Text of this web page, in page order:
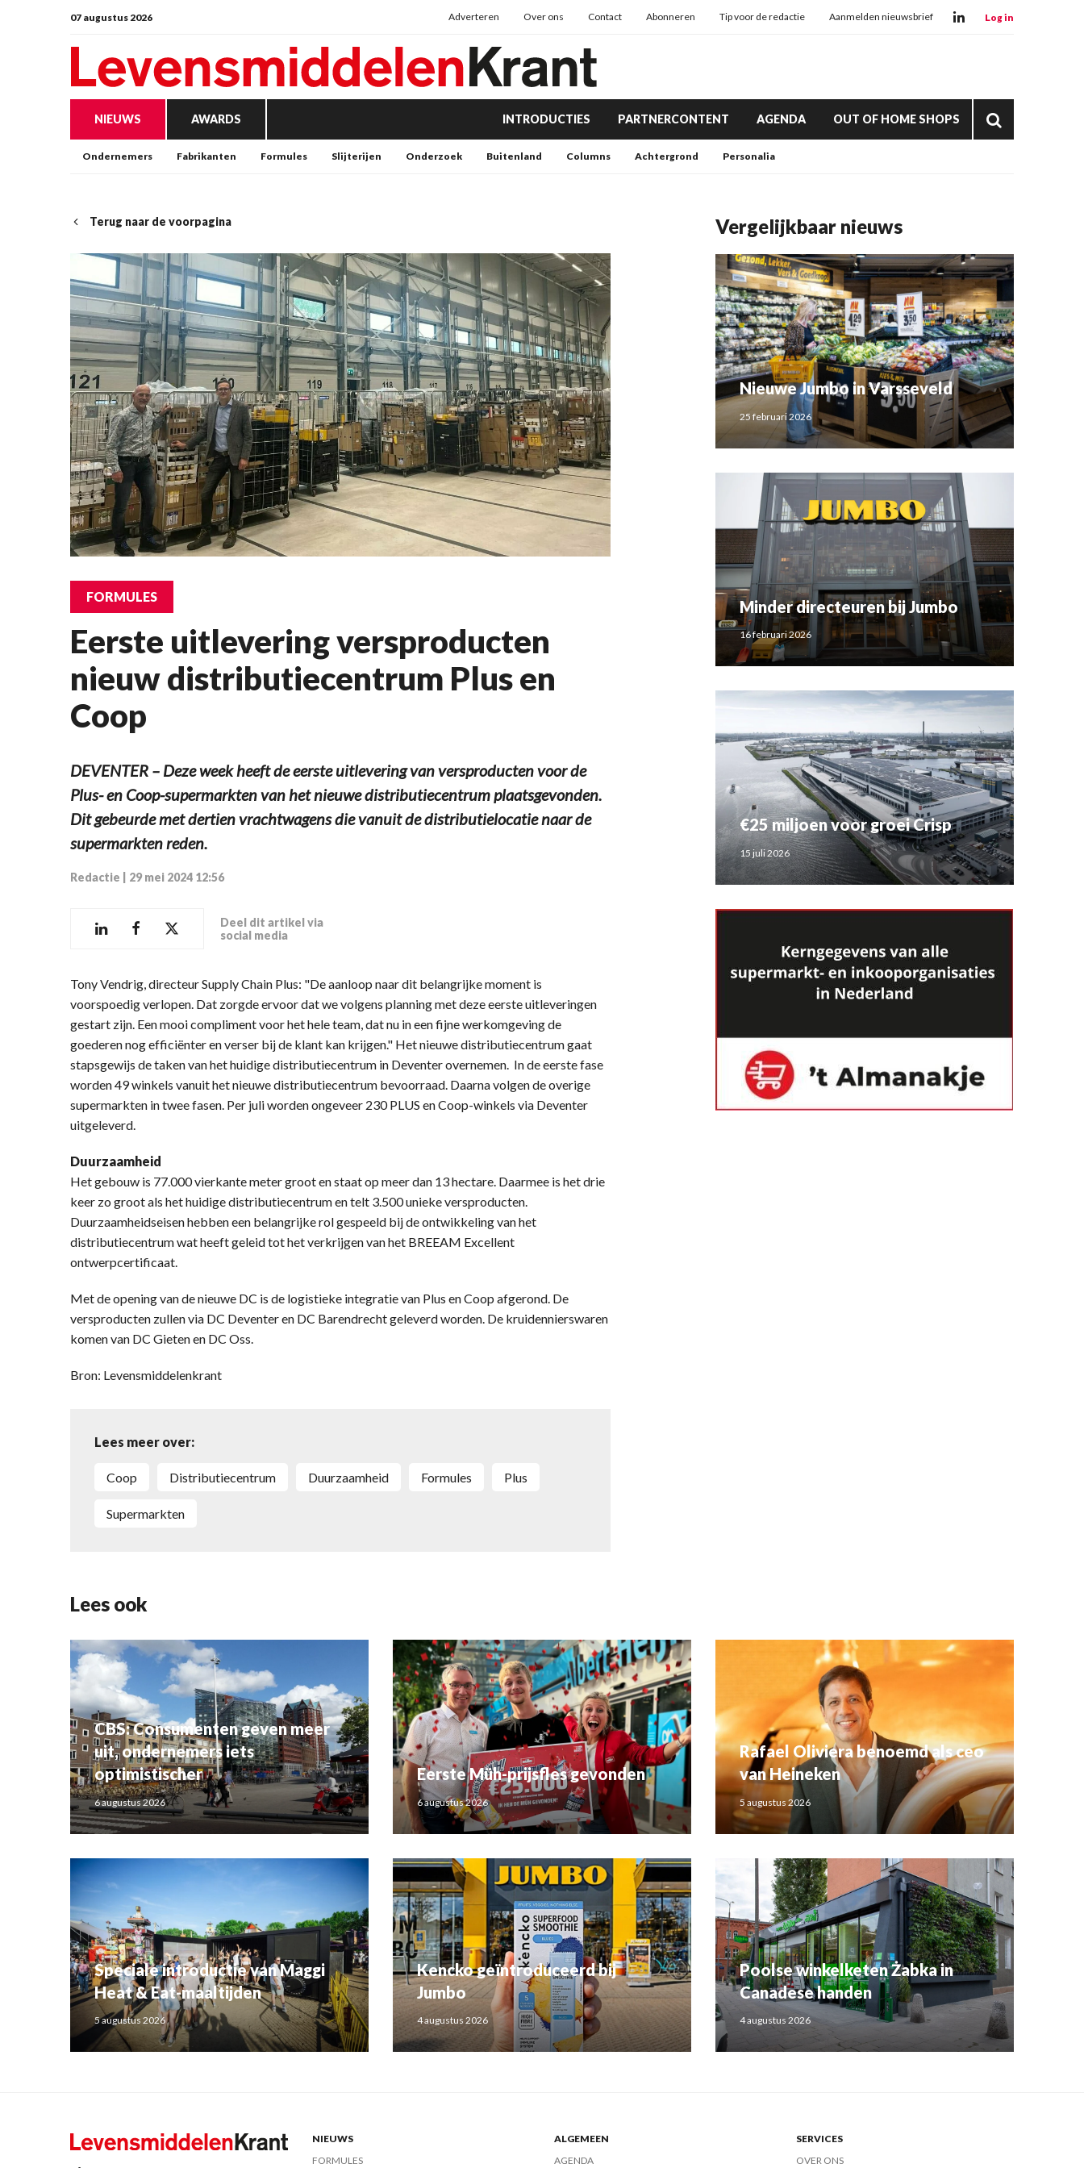
07 augustus 2026 Adverteren Over ons Contact Abonneren Tip voor de redactie Aanmelden nieuwsbrief Log in
NIEUWS AWARDS INTRODUCTIES PARTNERCONTENT AGENDA OUT OF HOME SHOPS
Ondernemers Fabrikanten Formules Slijterijen Onderzoek Buitenland Columns Achtergrond Personalia
Terug naar de voorpagina
FORMULES
Eerste uitlevering versproducten
nieuw distributiecentrum Plus en
Coop
DEVENTER – Deze week heeft de eerste uitlevering van versproducten voor de
Plus- en Coop-supermarkten van het nieuwe distributiecentrum plaatsgevonden.
Dit gebeurde met dertien vrachtwagens die vanuit de distributielocatie naar de
supermarkten reden.
Redactie 29 mei 2024 12:56
Deel dit artikel via
social media
Tony Vendrig, directeur Supply Chain Plus: "De aanloop naar dit belangrijke moment is
voorspoedig verlopen. Dat zorgde ervoor dat we volgens planning met deze eerste uitleveringen
gestart zijn. Een mooi compliment voor het hele team, dat nu in een fijne werkomgeving de
goederen nog efficiënter en verser bij de klant kan krijgen." Het nieuwe distributiecentrum gaat
stapsgewijs de taken van het huidige distributiecentrum in Deventer overnemen. In de eerste fase
worden 49 winkels vanuit het nieuwe distributiecentrum bevoorraad. Daarna volgen de overige
supermarkten in twee fasen. Per juli worden ongeveer 230 PLUS en Coop-winkels via Deventer
uitgeleverd.
Duurzaamheid
Het gebouw is 77.000 vierkante meter groot en staat op meer dan 13 hectare. Daarmee is het drie
keer zo groot als het huidige distributiecentrum en telt 3.500 unieke versproducten.
Duurzaamheidseisen hebben een belangrijke rol gespeeld bij de ontwikkeling van het
distributiecentrum wat heeft geleid tot het verkrijgen van het BREEAM Excellent
ontwerpcertificaat.
Met de opening van de nieuwe DC is de logistieke integratie van Plus en Coop afgerond. De
versproducten zullen via DC Deventer en DC Barendrecht geleverd worden. De kruidennierswaren
komen van DC Gieten en DC Oss.
Bron: Levensmiddelenkrant
Lees meer over:
Coop Distributiecentrum Duurzaamheid Formules Plus
supermarkten
Vergelijkbaar nieuws
Nieuwe Jumbo in Varsseveld
25 februari 2026
Minder directeuren bij Jumbo
16 februari 2026
€25 miljoen voor groei Crisp
15 juli 2026
Lees ook
CBS: Consumenten geven meer
uit, ondernemers iets
optimistischer
6 augustus 2026
Eerste Müh-prijsfles gevonden
6 augustus 2026
Rafael Oliviera benoemd als ceo
van Heineken
5 augustus 2026
Speciale introductie van Maggi
Heat & Eat-maaltijden
5 augustus 2026
Kencko geïntroduceerd bij
Jumbo
4 augustus 2026
Poolse winkelketen Żabka in
Canadese handen
4 augustus 2026
NIEUWS
FORMULES
ALGEMEEN
AGENDA
SERVICES
OVER ONS